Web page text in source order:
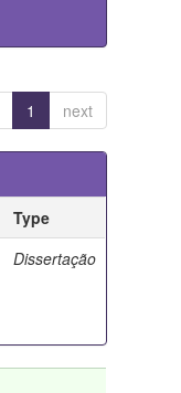
1 next
Type
Dissertação